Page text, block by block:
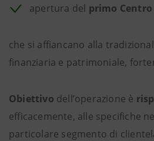
apertura del primo
che si affiancano alla
finanziaria e patrimoniale,
Obiettivo dell’operazione è
efficacemente, alle specifiche
particolare segmento di